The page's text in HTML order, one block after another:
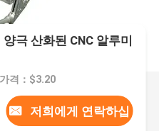
극 산화된 CNC 알루미
가격：$3.20
저희에게 연락하십